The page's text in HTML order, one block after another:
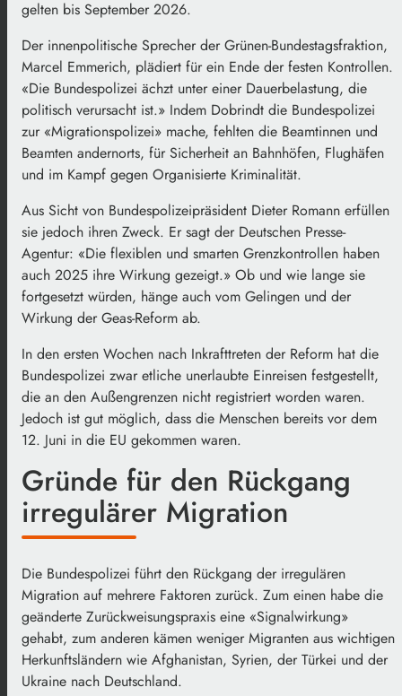
gelten bis September 2026.
Der innenpolitische Sprecher der Grünen-Bundestagsfraktion,
Marcel Emmerich, plädiert für ein Ende der festen Kontrollen.
«Die Bundespolizei ächzt unter einer Dauerbelastung, die
politisch verursacht ist.» Indem Dobrindt die Bundespolizei
zur «Migrationspolizei» mache, fehlten die Beamtinnen und
Beamten andernorts, für Sicherheit an Bahnhöfen, Flughäfen
und im Kampf gegen Organisierte Kriminalität.
Aus Sicht von Bundespolizeipräsident Dieter Romann erfüllen
sie jedoch ihren Zweck. Er sagt der Deutschen Presse-
Agentur: «Die flexiblen und smarten Grenzkontrollen haben
auch 2025 ihre Wirkung gezeigt.» Ob und wie lange sie
fortgesetzt würden, hänge auch vom Gelingen und der
Wirkung der Geas-Reform ab.
In den ersten Wochen nach Inkrafttreten der Reform hat die
Bundespolizei zwar etliche unerlaubte Einreisen festgestellt,
die an den Außengrenzen nicht registriert worden waren.
Jedoch ist gut möglich, dass die Menschen bereits vor dem
12. Juni in die EU gekommen waren.
Gründe für den Rückgang
irregulärer Migration
Die Bundespolizei führt den Rückgang der irregulären
Migration auf mehrere Faktoren zurück. Zum einen habe die
geänderte Zurückweisungspraxis eine «Signalwirkung»
gehabt, zum anderen kämen weniger Migranten aus wichtigen
Herkunftsländern wie Afghanistan, Syrien, der Türkei und der
Ukraine nach Deutschland.